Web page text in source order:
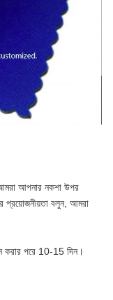
আপনার নকশা উপর
প্রয়োজনীয়তা বলুন, আমরা
করার পরে 10-15 দিন।